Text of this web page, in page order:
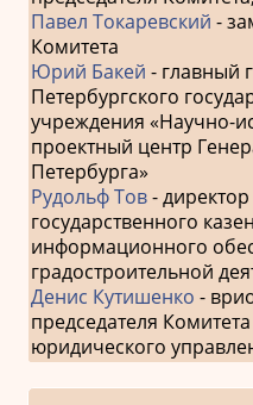
Павел Токаревский -
Комитета
Юрий Бакей - главный
Петербургского
учреждения «Научно-
проектный центр
Петербурга»
Рудольф Тов- директор
государственного
информационного
градостроительной
Денис Кутишенко -
председателя
юридического